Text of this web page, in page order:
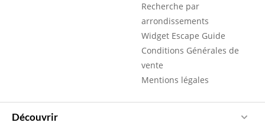
Recherche par
arrondissements
Widget Escape Guide
Conditions Générales de
vente
Mentions légales
Découvrir